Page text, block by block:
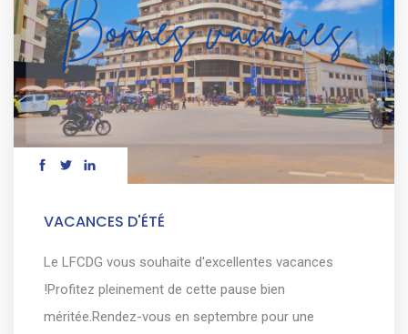
VACANCES D'ÉTÉ
Le LFCDG vous souhaite d'excellentes vacances
!Profitez pleinement de cette pause bien
méritée.Rendez-vous en septembre pour une